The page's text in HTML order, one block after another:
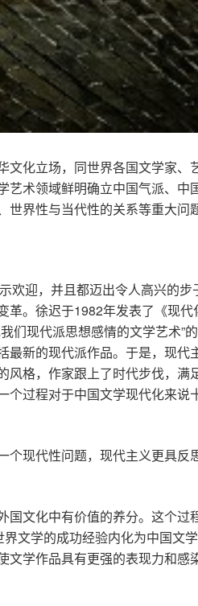
化立场，同世界各国文学家、
术领域鲜明确立中国气派、中
界性与当代性的关系等重大问
迎，并且都迈出令人高兴的步
。徐迟于1982年发表了《现
们现代派思想感情的文学艺术”
新的现代派作品。于是，现代
格，作家跟上了时代步伐，满
过程对于中国文学现代化来说
现代性问题，现代主义更具反
文化中有价值的养分。这个过
文学的成功经验内化为中国文
学作品具有更强的表现力和感